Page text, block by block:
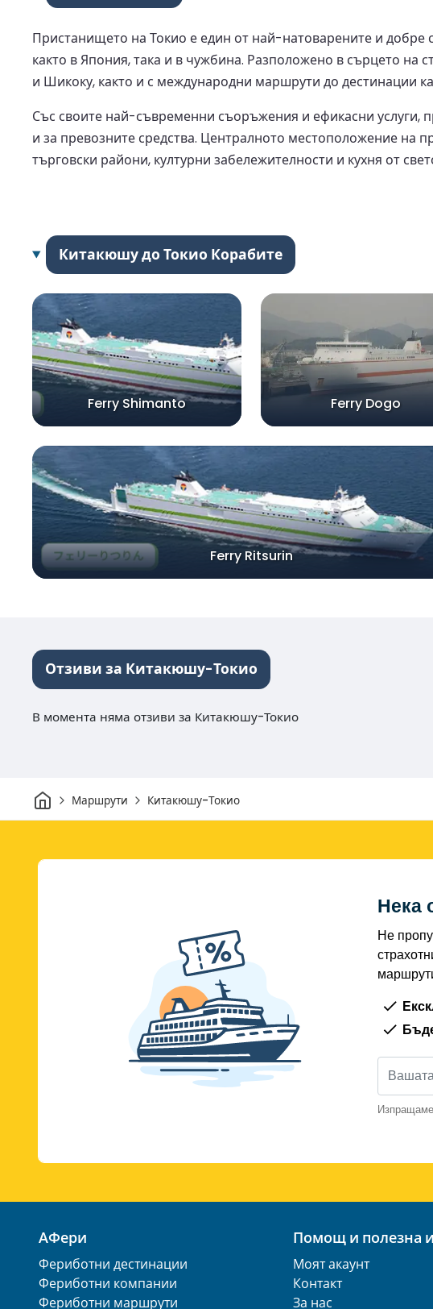
Пристанището на Токио е един от най-натоварените и
както в Япония, така и в чужбина. Разположено в сърцето на
и Шикоку, както и с международни маршрути до дестинации
Със своите най-съвременни съоръжения и ефикасни услуги,
и за превозните средства. Централното местоположение на
търговски райони, културни забележителности и кухня от
Китакюшу до Токио Корабите
Ferry Shimanto Ferry Dogo
Ferry Ritsurin
Отзиви за Китакюшу-Токио
В момента няма отзиви за Китакюшу-Токио
Начало
Маршрути Китакюшу-Токио
Нека
Не
АФери
Фериботни дестинации
Фериботни компании
Фериботни маршрути
Помощ и полезна
Моят акаунт
Контакт
За нас